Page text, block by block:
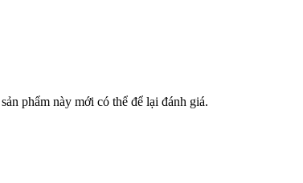
phẩm này mới có thể để lại đánh giá.